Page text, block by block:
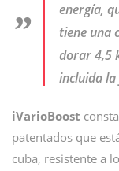
energía,
tiene una
dorar 4,5
incluida
iVarioBoost
patentados que
cuba, resistente a